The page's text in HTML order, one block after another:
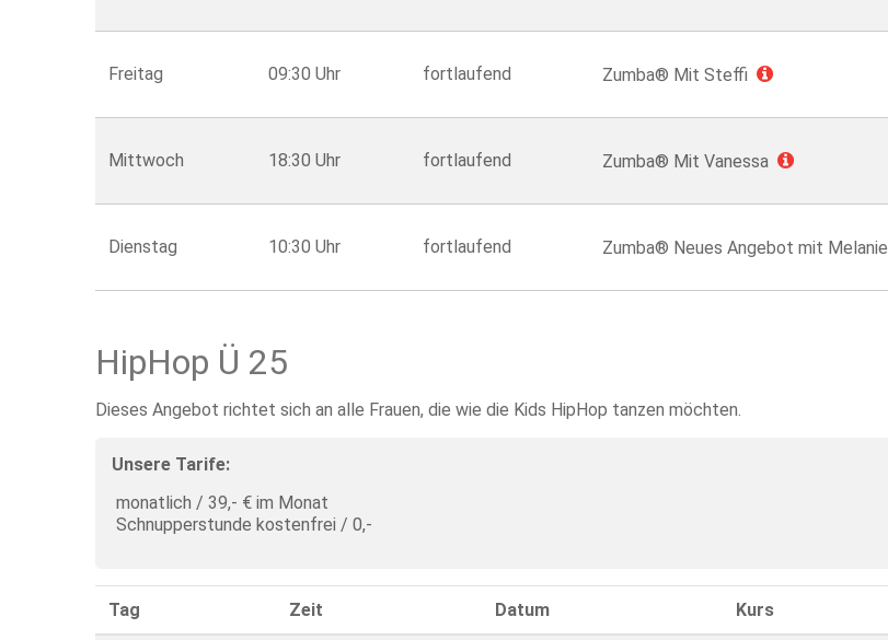
Freitag 09:30 Uhr fortlaufend Zumba® Mit Steffi
Mittwoch 18:30 Uhr fortlaufend Zumba® Mit Vanessa
Dienstag 10:30 Uhr fortlaufend Zumba® Neues Angebot mit Melanie
HipHop Ü 25
Dieses Angebot richtet sich an alle Frauen, die wie die Kids HipHop tanzen möchten.
Unsere Tarife:
monatlich / 39,- € im Monat
Schnupperstunde kostenfrei / 0,-
Tag Zeit Datum Kurs